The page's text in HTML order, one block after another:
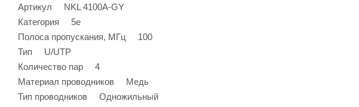
Артикул NKL 4100A-GY
Категория 5e
Полоса пропускания, МГц 100
Тип U/UTP
Количество пар 4
Материал проводников Медь
Тип проводников Одножильный